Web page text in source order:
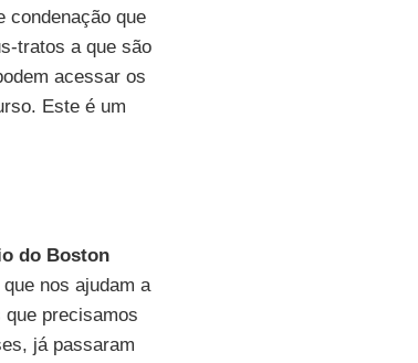
condenação que
tratos a que são
acessar os
Este é um
do Boston
nos ajudam a
precisamos
já passaram